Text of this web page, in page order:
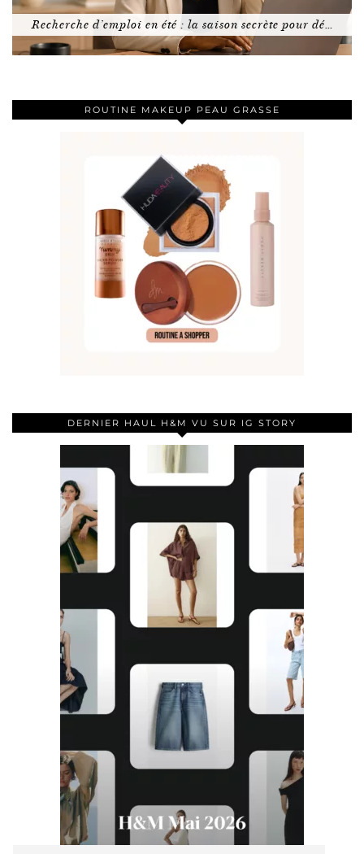
Recherche d’emploi en été : la saison secrète pour dé…
ROUTINE MAKEUP PEAU GRASSE
DERNIER HAUL H&M VU SUR IG STORY